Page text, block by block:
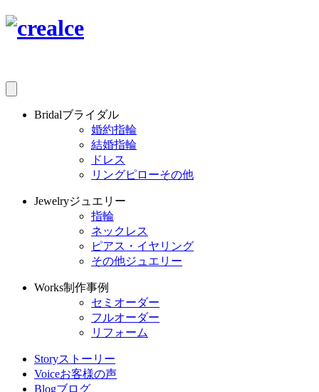
Bridalブライダル
婚約指輪
結婚指輪
ドレス
リングピローその他
Jewelryジュエリー
指輪
ネックレス
ピアス・イヤリング
その他ジュエリー
Works制作事例
セミオーダー
フルオーダー
リフォーム
Storyストーリー
Voiceお客様の声
Blogブログ